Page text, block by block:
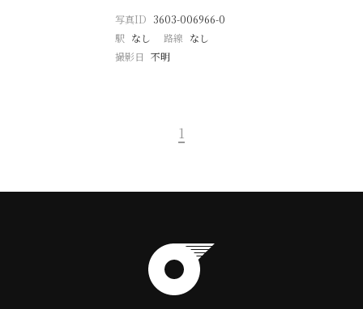
写真ID 3603-006966-0
駅 なし 路線 なし
撮影日
不明
1